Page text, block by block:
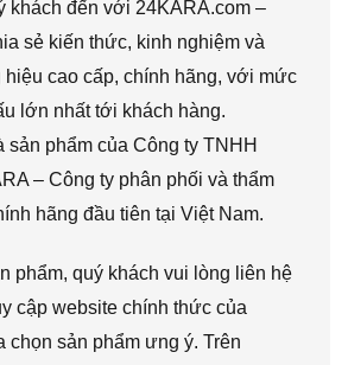
khách đến với 24KARA.com –
sẻ kiến thức, kinh nghiệm và
hiệu cao cấp, chính hãng, với mức
lớn nhất tới khách hàng.
sản phẩm của Công ty TNHH
– Công ty phân phối và thẩm
hãng đầu tiên tại Việt Nam.
phẩm, quý khách vui lòng liên hệ
cập website chính thức của
chọn sản phẩm ưng ý. Trên